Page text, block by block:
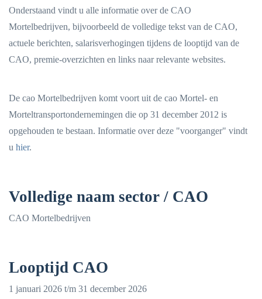
Onderstaand vindt u alle informatie over de CAO
Mortelbedrijven, bijvoorbeeld de volledige tekst van de CAO,
actuele berichten, salarisverhogingen tijdens de looptijd van de
CAO, premie-overzichten en links naar relevante websites.
De cao Mortelbedrijven komt voort uit de cao Mortel- en
Morteltransportondernemingen die op 31 december 2012 is
opgehouden te bestaan. Informatie over deze "voorganger" vindt
u hier.
Volledige naam sector / CAO
CAO Mortelbedrijven
Looptijd CAO
1 januari 2026 t/m 31 december 2026